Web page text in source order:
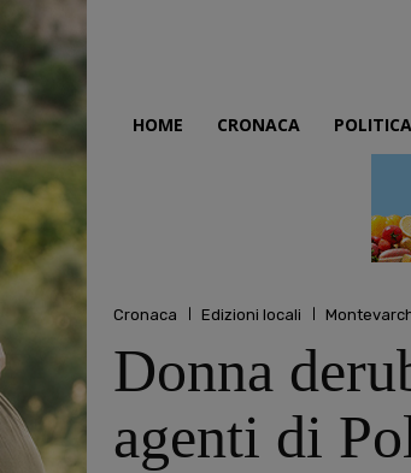
HOME CRONACA POLITICA
Cronaca Edizioni locali
Donna
agenti di